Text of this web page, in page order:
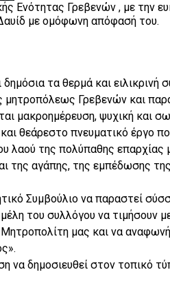
Ενότητας Γρεβενών , με την
με ομόφωνη απόφασή του.
δημόσια τα θερμά και
μητροπόλεως Γρεβενών και
μακροημέρευση, ψυχική και
θεάρεστο πνευματικό έργο
λαού της πολύπαθης επαρχίας
της αγάπης, της εμπέδωσης
Συμβούλιο να παραστεί
του συλλόγου να τιμήσουν
Μητροπολίτη μας και να
να δημοσιευθεί στον τοπικό